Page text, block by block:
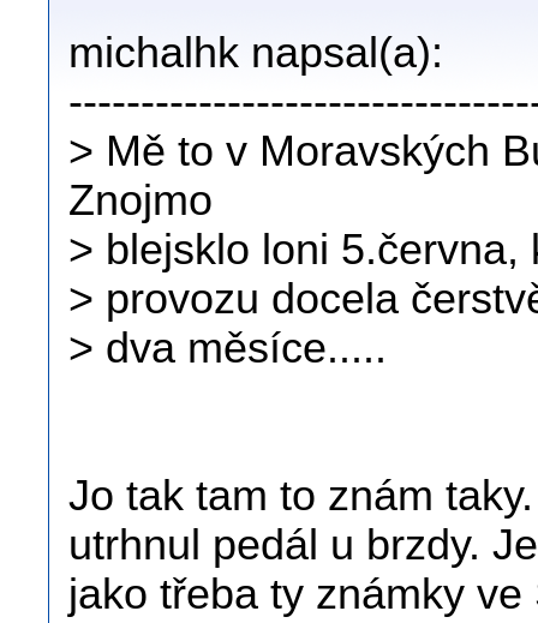
michalhk napsal(a):
> Mě to v Moravských
Znojmo
> blejsklo loni
> provozu docela
> dva měsíce.....
Jo tak tam to znám
utrhnul pedál u brzdy.
jako třeba ty známky